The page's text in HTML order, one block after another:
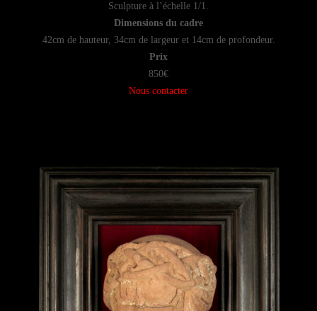
Sculpture à l’échelle 1/1.
Dimensions du cadre
42cm de hauteur, 34cm de largeur et 14cm de profondeur.
Prix
850€
Nous contacter